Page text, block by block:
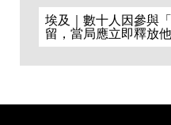
埃及｜數十人因參與
留，當局應立即釋放